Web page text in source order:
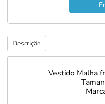
Descrição
Vestido Malha